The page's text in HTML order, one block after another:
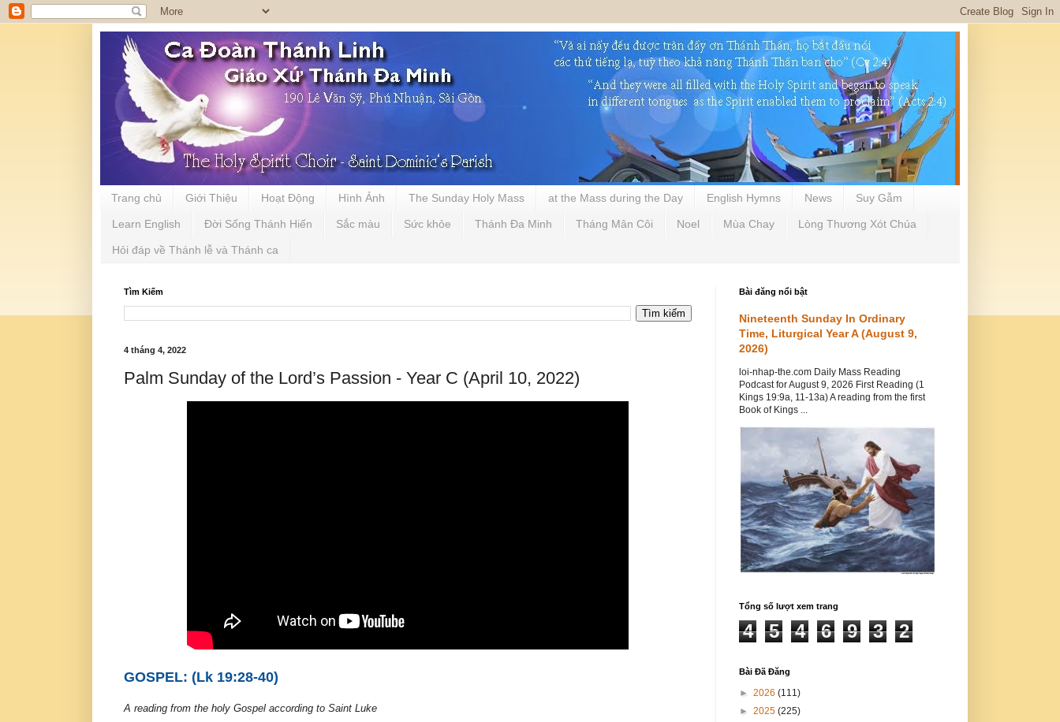
Trang chủ Giới Thiệu Hoạt Động Hình Ảnh The Sunday Holy Mass at the Mass during the Day English Hymns News Suy Gẫm
Learn English Đời Sống Thánh Hiến Sắc màu Sức khỏe Thánh Đa Minh Tháng Mân Côi Noel Mùa Chay Lòng Thương Xót Chúa
Hỏi đáp về Thánh lễ và Thánh ca
Tìm Kiếm
4 tháng 4, 2022
Palm Sunday of the Lord’s Passion - Year C (April 10, 2022)
GOSPEL: (Lk 19:28-40)
A reading from the holy Gospel according to Saint Luke
Bài đăng nổi bật
Nineteenth Sunday In Ordinary
Time, Liturgical Year A (August 9,
2026)
loi-nhap-the.com Daily Mass Reading
Podcast for August 9, 2026 First Reading (1
Kings 19:9a, 11-13a) A reading from the first
Book of Kings ...
Tổng số lượt xem trang
4 5 4 6 9 3 2
Bài Đã Đăng
► 2026 (111)
► 2025 (225)